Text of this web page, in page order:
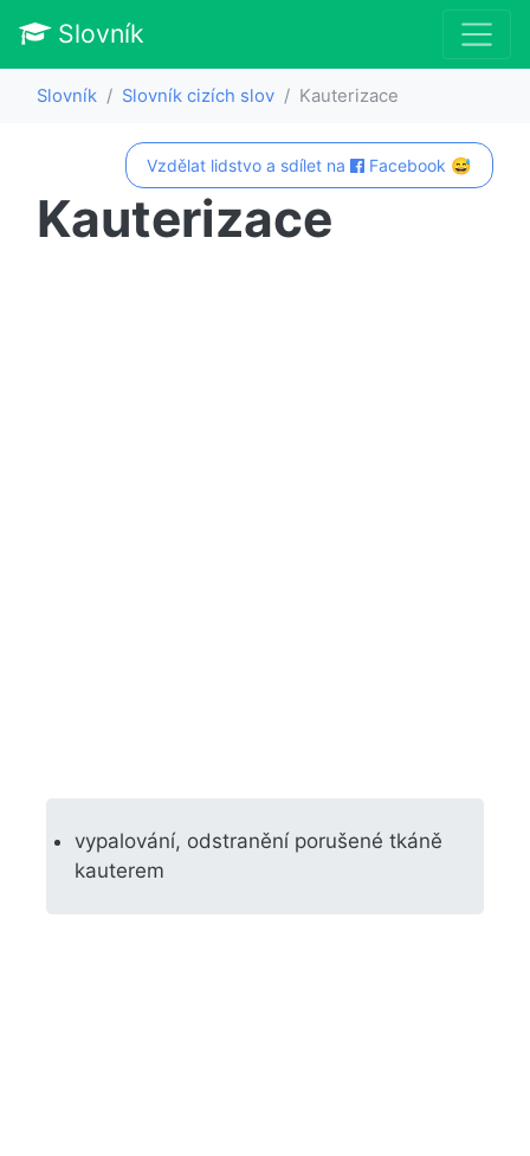
Slovník
Slovník Slovník cizích slov Kauterizace
Vzdělat lidstvo a sdílet na Facebook 😅
Kauterizace
vypalování, odstranění porušené tkáně
kauterem